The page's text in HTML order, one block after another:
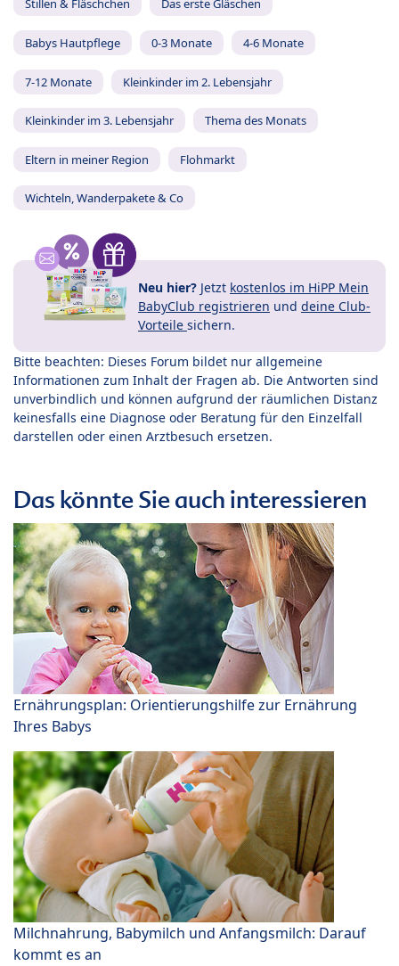
Stillen & Fläschchen Das erste Gläschen
Babys Hautpflege 0-3 Monate 4-6 Monate
7-12 Monate Kleinkinder im 2. Lebensjahr
Kleinkinder im 3. Lebensjahr Thema des Monats
Eltern in meiner Region Flohmarkt
Wichteln, Wanderpakete & Co
Neu hier? Jetzt kostenlos im HiPP Mein
BabyClub registrieren und deine Club-
Vorteile sichern.
Bitte beachten: Dieses Forum bildet nur allgemeine
Informationen zum Inhalt der Fragen ab. Die Antworten sind
unverbindlich und können aufgrund der räumlichen Distanz
keinesfalls eine Diagnose oder Beratung für den Einzelfall
darstellen oder einen Arztbesuch ersetzen.
Das könnte Sie auch interessieren
Ernährungsplan: Orientierungshilfe zur Ernährung
Ihres Babys
Milchnahrung, Babymilch und Anfangsmilch: Darauf
kommt es an